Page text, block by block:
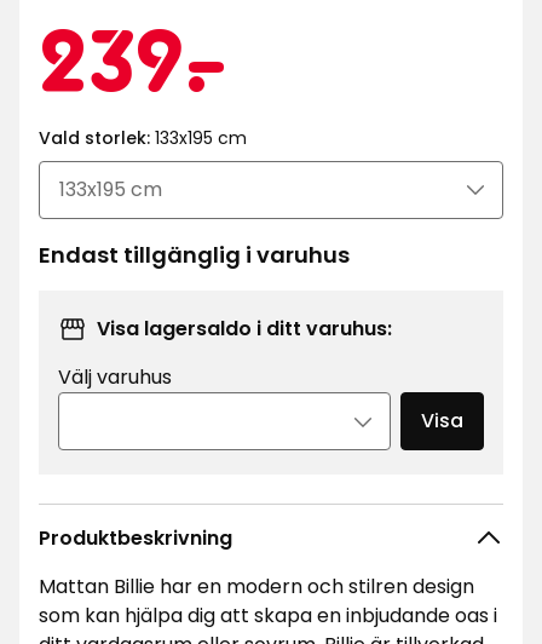
239-
.
kr
Vald storlek: 133x195 cm
Endast tillgänglig i varuhus
Visa lagersaldo i ditt varuhus:
Välj varuhus
Visa
Produktbeskrivning
Mattan Billie har en modern och stilren design
som kan hjälpa dig att skapa en inbjudande oas i